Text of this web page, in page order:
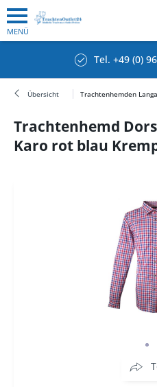
MENÜ
Tel. +49 (0)
Übersicht Trachtenhemden
Trachtenhemd
Karo rot blau